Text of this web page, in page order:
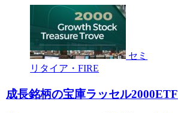
セミ
リタイア・FIRE
成長銘柄の宝庫ラッセル2000ETF